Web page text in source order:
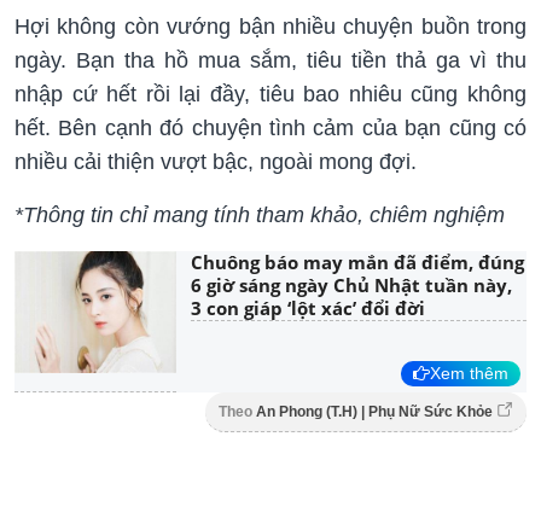
Hợi không còn vướng bận nhiều chuyện buồn trong
ngày. Bạn tha hồ mua sắm, tiêu tiền thả ga vì thu
nhập cứ hết rồi lại đầy, tiêu bao nhiêu cũng không
hết. Bên cạnh đó chuyện tình cảm của bạn cũng có
nhiều cải thiện vượt bậc, ngoài mong đợi.
*Thông tin chỉ mang tính tham khảo, chiêm nghiệm
Chuông báo may mắn đã điểm, đúng
6 giờ sáng ngày Chủ Nhật tuần này,
3 con giáp ‘lột xác’ đổi đời
Xem thêm
Theo An Phong (T.H) | Phụ Nữ Sức Khỏe